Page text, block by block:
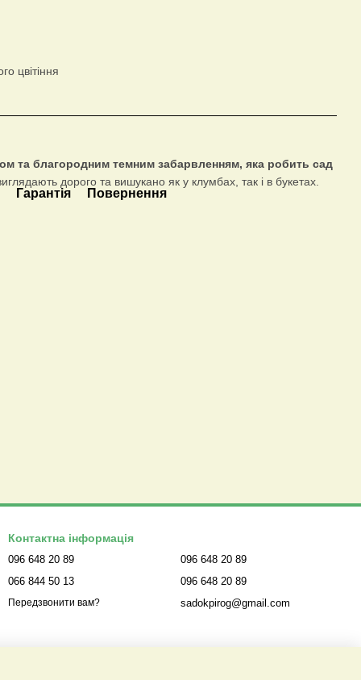
цвітіння
та благородним темним забарвленням, яка робить сад
дорого та вишукано як у клумбах, так і в букетах.
Гарантія Повернення
Контактна інформація
096 648 20 89
066 844 50 13
Передзвонити вам?
096 648 20 89
096 648 20 89
sadokpirog@gmail.com